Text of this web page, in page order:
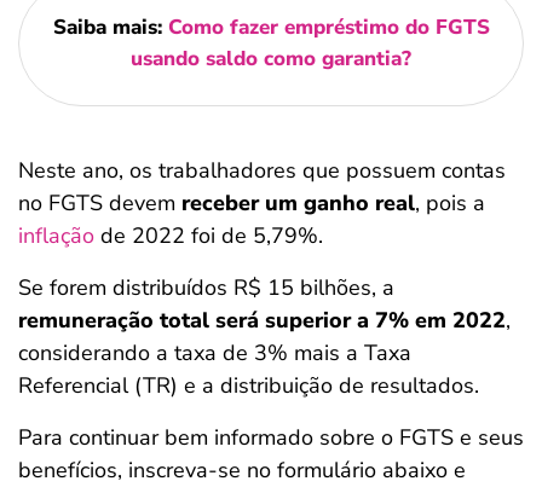
Saiba mais: Como fazer empréstimo do FGTS
usando saldo como garantia?
Neste ano, os trabalhadores que possuem contas
no FGTS devem receber um ganho real, pois a
inflação de 2022 foi de 5,79%.
Se forem distribuídos R$ 15 bilhões, a
remuneração total será superior a 7% em 2022,
considerando a taxa de 3% mais a Taxa
Referencial (TR) e a distribuição de resultados.
Para continuar bem informado sobre o FGTS e seus
benefícios, inscreva-se no formulário abaixo e